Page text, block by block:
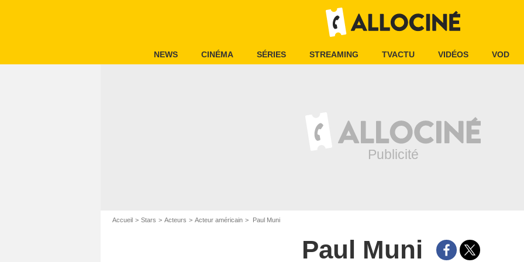
NEWS CINÉMA SÉRIES STREAMING TVACTU VIDÉOS VOD
Accueil Stars Acteurs Acteur américain Paul Muni
Paul Muni